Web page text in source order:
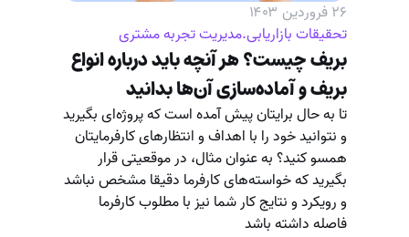
۲۶ فروردین ۱۴۰۳
تحقیقات بازاریابی.مدیریت تجربه مشتری
بریف چیست؟ هر آنچه باید درباره انواع
بریف و آماده‌سازی آن‌ها بدانید
تا به حال برایتان پیش آمده است که پروژه‌ای بگیرید
و نتوانید خود را با اهداف و انتظارهای کارفرمایتان
همسو کنید؟ به عنوان مثال، در موقعیتی قرار
بگیرید که خواسته‌های کارفرما دقیقا مشخص نباشد
و رویکرد و نتایج کار شما نیز با مطلوب کارفرما
فاصله داشته باشد